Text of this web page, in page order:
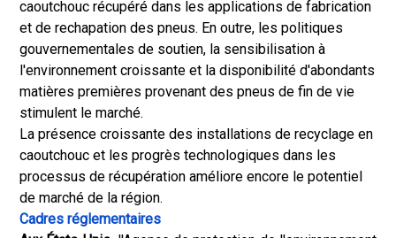
caoutchouc récupéré dans les applications de fabrication
et de rechapation des pneus. En outre, les politiques
gouvernementales de soutien, la sensibilisation à
l'environnement croissante et la disponibilité d'abondants
matières premières provenant des pneus de fin de vie
stimulent le marché.
La présence croissante des installations de recyclage en
caoutchouc et les progrès technologiques dans les
processus de récupération améliore encore le potentiel
de marché de la région.
Cadres réglementaires